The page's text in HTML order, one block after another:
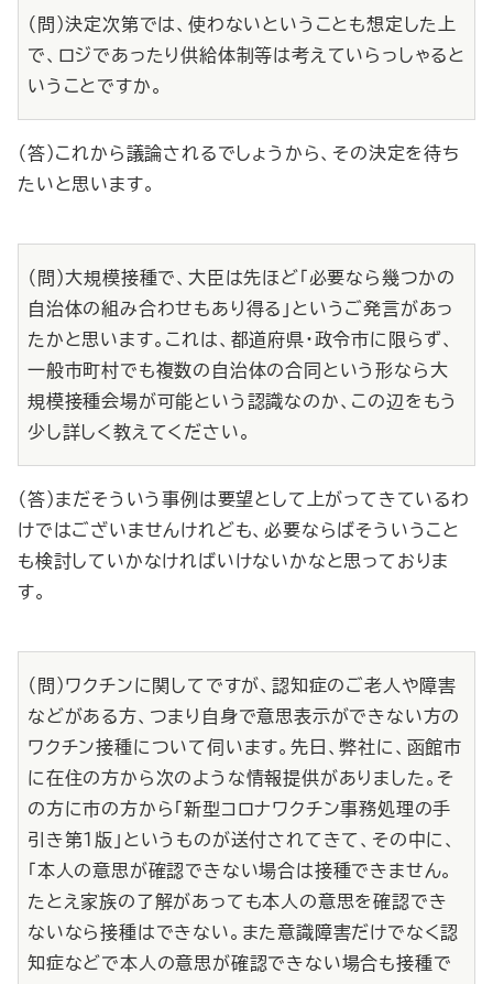
（問）決定次第では、使わないということも想定した上
で、ロジであったり供給体制等は考えていらっしゃると
いうことですか。
（答）これから議論されるでしょうから、その決定を待ち
たいと思います。
（問）大規模接種で、大臣は先ほど「必要なら幾つかの
自治体の組み合わせもあり得る」というご発言があっ
たかと思います。これは、都道府県・政令市に限らず、
一般市町村でも複数の自治体の合同という形なら大
規模接種会場が可能という認識なのか、この辺をもう
少し詳しく教えてください。
（答）まだそういう事例は要望として上がってきているわ
けではございませんけれども、必要ならばそういうこと
も検討していかなければいけないかなと思っておりま
す。
（問）ワクチンに関してですが、認知症のご老人や障害
などがある方、つまり自身で意思表示ができない方の
ワクチン接種について伺います。先日、弊社に、函館市
に在住の方から次のような情報提供がありました。そ
の方に市の方から「新型コロナワクチン事務処理の手
引き第１版」というものが送付されてきて、その中に、
「本人の意思が確認できない場合は接種できません。
たとえ家族の了解があっても本人の意思を確認でき
ないなら接種はできない。また意識障害だけでなく認
知症などで本人の意思が確認できない場合も接種で